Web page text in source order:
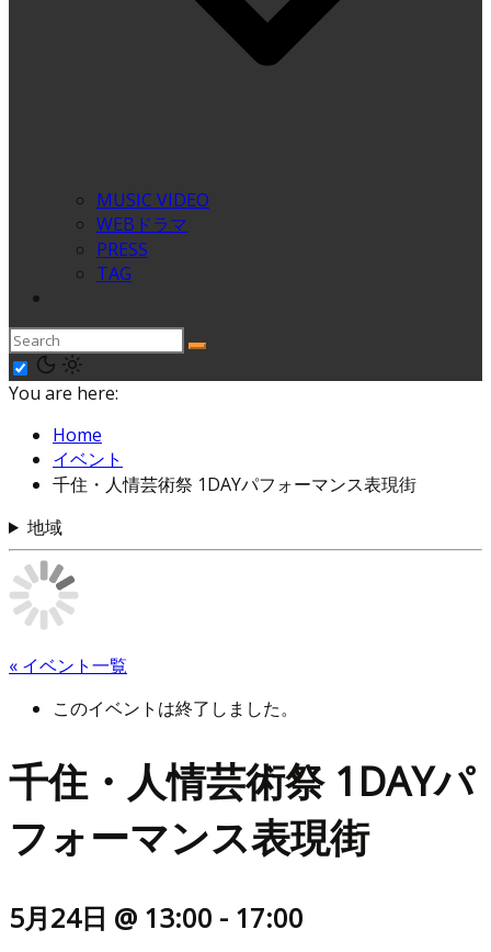
MUSIC VIDEO
WEBドラマ
PRESS
TAG
You are here:
Home
イベント
千住・人情芸術祭 1DAYパフォーマンス表現街
地域
« イベント一覧
このイベントは終了しました。
千住・人情芸術祭 1DAYパ
フォーマンス表現街
5月24日 @ 13:00 - 17:00